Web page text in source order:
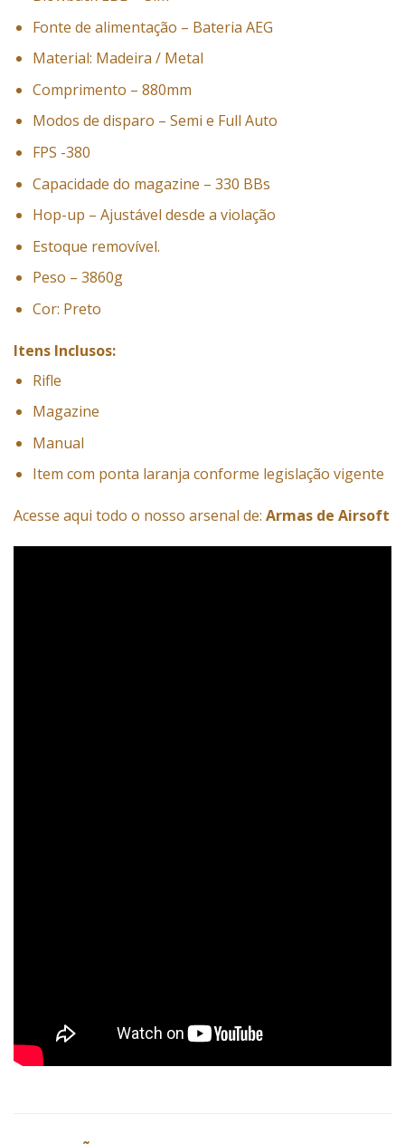
Fonte de alimentação – Bateria AEG
Material: Madeira / Metal
Comprimento – 880mm
Modos de disparo – Semi e Full Auto
FPS -380
Capacidade do magazine – 330 BBs
Hop-up – Ajustável desde a violação
Estoque removível.
Peso – 3860g
Cor: Preto
Itens Inclusos:
Rifle
Magazine
Manual
Item com ponta laranja conforme legislação vigente
Acesse aqui todo o nosso arsenal de: Armas de Airsoft